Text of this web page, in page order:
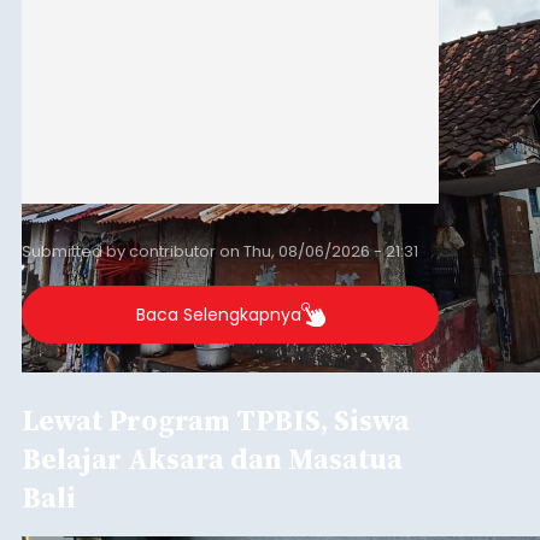
Submitted bycontributoronThu, 08/06/2026 - 21:31
Baca Selengkapnya
Lewat Program TPBIS, Siswa
Belajar Aksara dan Masatua
Bali